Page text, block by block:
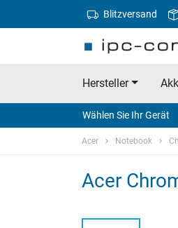
Blitzversand
Hersteller
Wählen Sie Ihr Gerät
Acer Notebook
Acer